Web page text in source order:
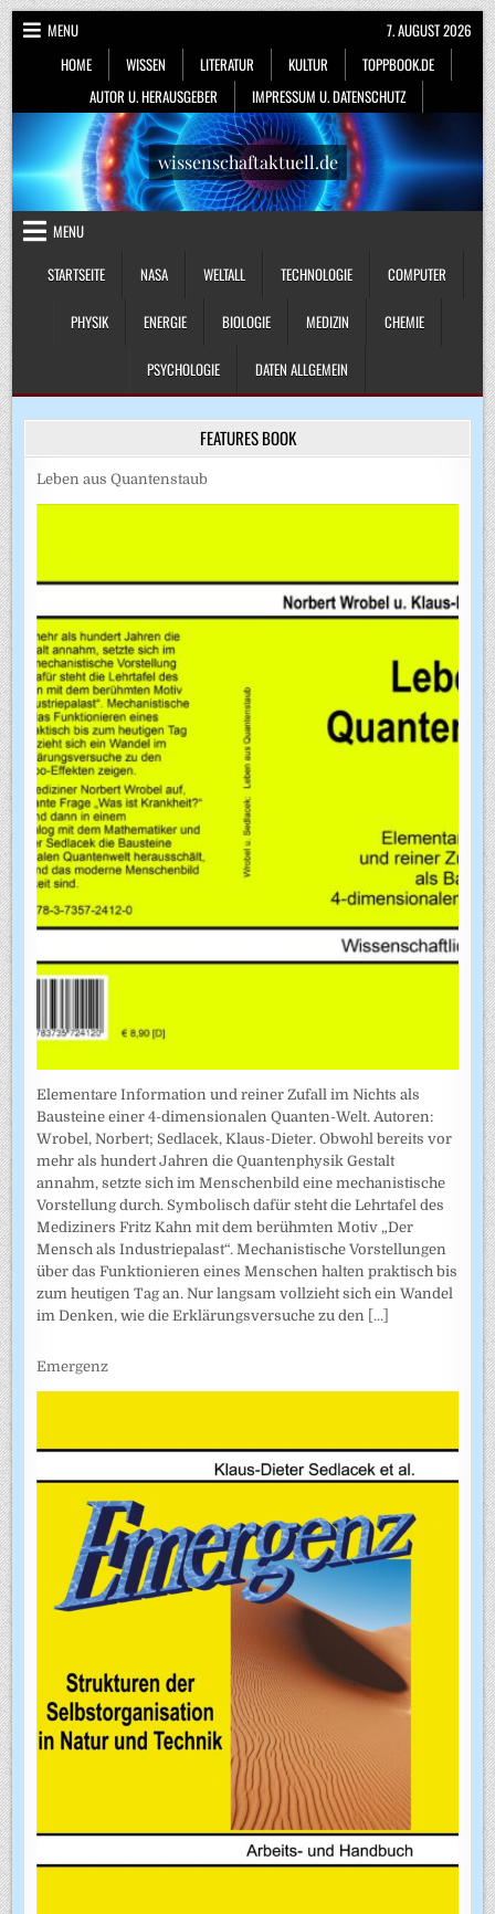
Skip
to
content
MENU
HOME
WISSEN LITERATUR KULTUR
TOPPBOOK.DE
AUTOR U. HERAUSGEBER
IMPRESSUM U. DATENSCHUTZ
7. AUGUST 2026
wissenschaftaktuell.de
MENU
STARTSEITE
NASA WELTALL TECHNOLOGIE COMPUTER
PHYSIK ENERGIE BIOLOGIE MEDIZIN CHEMIE
PSYCHOLOGIE DATEN ALLGEMEIN
FEATURES BOOK
Leben aus Quantenstaub
Elementare Information und reiner Zufall im Nichts als
Bausteine einer 4-dimensionalen Quanten-Welt. Autoren:
Wrobel, Norbert; Sedlacek, Klaus-Dieter. Obwohl bereits vor
mehr als hundert Jahren die Quantenphysik Gestalt
annahm, setzte sich im Menschenbild eine mechanistische
Vorstellung durch. Symbolisch dafür steht die Lehrtafel des
Mediziners Fritz Kahn mit dem berühmten Motiv „Der
Mensch als Industriepalast“. Mechanistische Vorstellungen
über das Funktionieren eines Menschen halten praktisch bis
zum heutigen Tag an. Nur langsam vollzieht sich ein Wandel
im Denken, wie die Erklärungsversuche zu den [...]
Emergenz